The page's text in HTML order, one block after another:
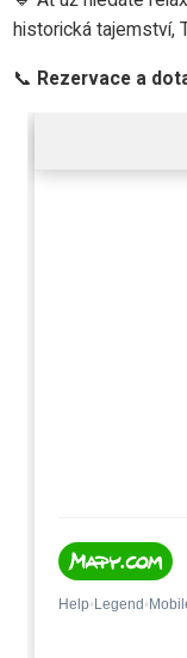
historická tajemství,
📞 Rezervace a